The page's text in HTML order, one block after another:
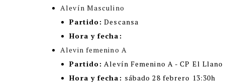
Alevín Masculino
Partido: Descansa
Hora y fecha:
Alevin femenino A
Partido: Alevín Femenino A - CP El Llano
Hora y fecha: sábado 28 febrero 13:30h